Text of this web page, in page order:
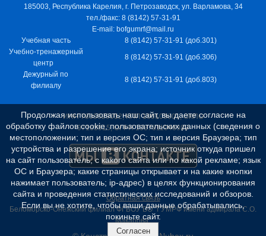
185003, Республика Карелия, г. Петрозаводск, ул. Варламова, 34
тел./факс: 8 (8142) 57-31-91
E-mail: bofgumrf@mail.ru
Учебная часть
8 (8142) 57-31-91 (доб.301)
Учебно-тренажерный
центр
8 (8142) 57-31-91 (доб.306)
Дежурный по
филиалу
8 (8142) 57-31-91 (доб.803)
ИНН 7805029012, КПП 100103001, ОКПО
97163915, ОГРН 1037811048989
Обратная связь
Беломорско-Онежский филиал ФГБОУ ВО "ГУМРФ имени адмирала С.О.
Макарова"
Продолжая использовать наш сайт, вы даете согласие на
обработку файлов cookie, пользовательских данных (сведения о
местоположении; тип и версия ОС; тип и версия Браузера; тип
устройства и разрешение его экрана; источник откуда пришел
на сайт пользователь; с какого сайта или по какой рекламе; язык
ОС и Браузера; какие страницы открывает и на какие кнопки
нажимает пользователь; ip-адрес) в целях функционирования
сайта и проведения статистических исследований и обзоров.
Если вы не хотите, чтобы ваши данные обрабатывались,
покиньте сайт.
Согласен